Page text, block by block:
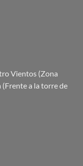
Vientos (Zona
a la torre de